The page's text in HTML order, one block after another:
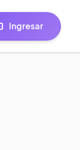
Ingresar